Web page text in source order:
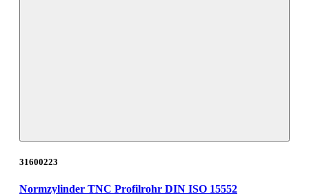
31600223
Normzylinder TNC Profilrohr DIN ISO 15552